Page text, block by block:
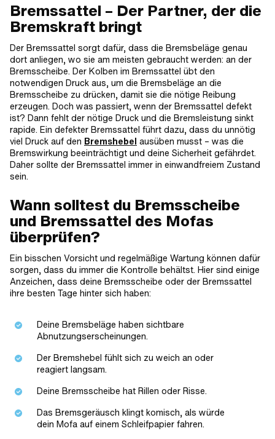
Bremssattel – Der Partner, der die
Bremskraft bringt
Der Bremssattel sorgt dafür, dass die Bremsbeläge genau
dort anliegen, wo sie am meisten gebraucht werden: an der
Bremsscheibe. Der Kolben im Bremssattel übt den
notwendigen Druck aus, um die Bremsbeläge an die
Bremsscheibe zu drücken, damit sie die nötige Reibung
erzeugen. Doch was passiert, wenn der Bremssattel defekt
ist? Dann fehlt der nötige Druck und die Bremsleistung sinkt
rapide. Ein defekter Bremssattel führt dazu, dass du unnötig
viel Druck auf den Bremshebel ausüben musst – was die
Bremswirkung beeinträchtigt und deine Sicherheit gefährdet.
Daher sollte der Bremssattel immer in einwandfreiem Zustand
sein.
Wann solltest du Bremsscheibe
und Bremssattel des Mofas
überprüfen?
Ein bisschen Vorsicht und regelmäßige Wartung können dafür
sorgen, dass du immer die Kontrolle behältst. Hier sind einige
Anzeichen, dass deine Bremsscheibe oder der Bremssattel
ihre besten Tage hinter sich haben:
Deine Bremsbeläge haben sichtbare
Abnutzungserscheinungen.
Der Bremshebel fühlt sich zu weich an oder
reagiert langsam.
Deine Bremsscheibe hat Rillen oder Risse.
Das Bremsgeräusch klingt komisch, als würde
dein Mofa auf einem Schleifpapier fahren.